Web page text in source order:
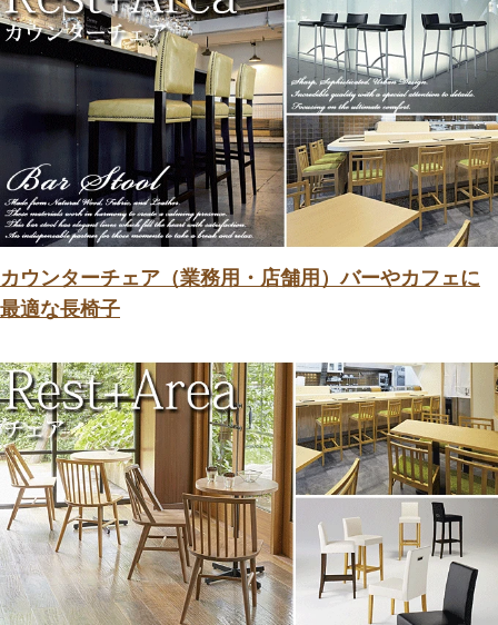
カウンターチェア（業務用・店舗用）バーやカフェに
最適な長椅子